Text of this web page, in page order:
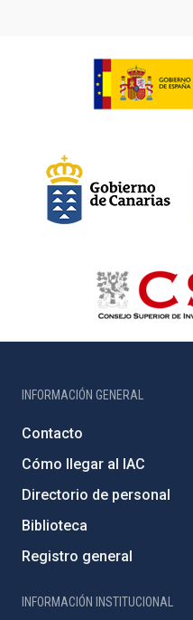
INFORMACIÓN GENERAL
Contacto
Cómo llegar al IAC
Directorio de personal
Biblioteca
Registro general
INFORMACIÓN INSTITUCIONAL